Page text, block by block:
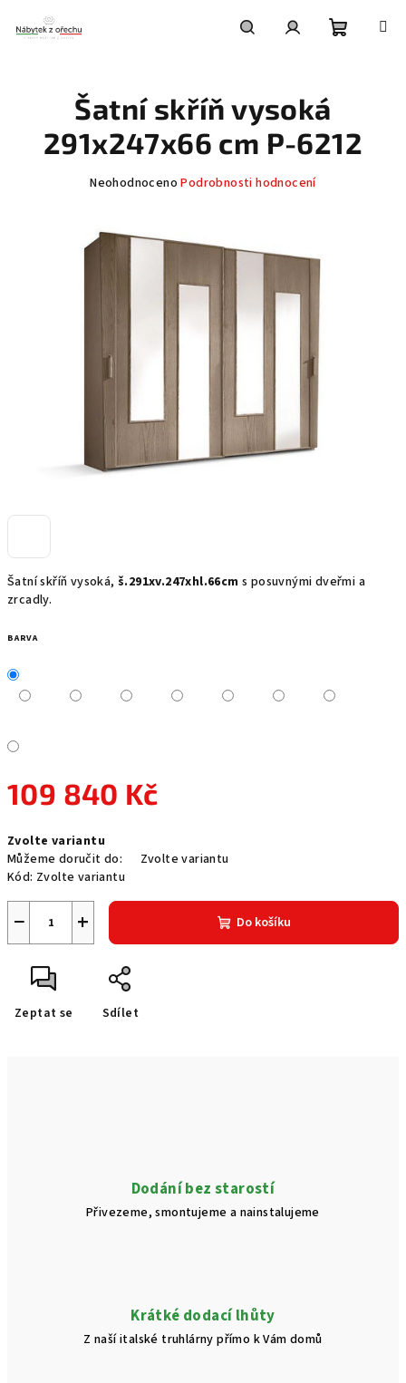
obsah
Šatní skříň vysoká, š.291xv.247xhl.66cm s posuvnými dveřmi a
zrcadly.
BARVA
109 840 Kč
cena:
Zvolte variantu
Můžeme doručit do:
Zvolte variantu
Kód: Zvolte variantu
+
− Do košíku
Zeptat se Sdílet
Šatní skříň vysoká
291x247x66 cm P-6212
Průměrné
je
hvězdiček.
Neohodnoceno Podrobnosti hodnocení
Dodání bez starostí
Přivezeme, smontujeme a nainstalujeme
Krátké dodací lhůty
Z naší italské truhlárny přímo k Vám domů